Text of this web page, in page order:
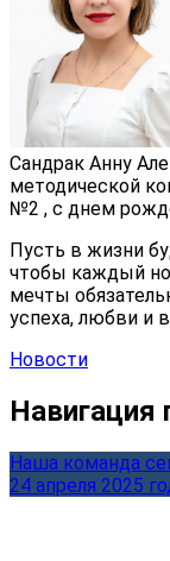
Сандрак Анну
методической
№2 , с днем
Пусть в жизни
чтобы каждый
мечты
успеха, любви и
Новости
Навигация
Наша команда
24 апреля 2025